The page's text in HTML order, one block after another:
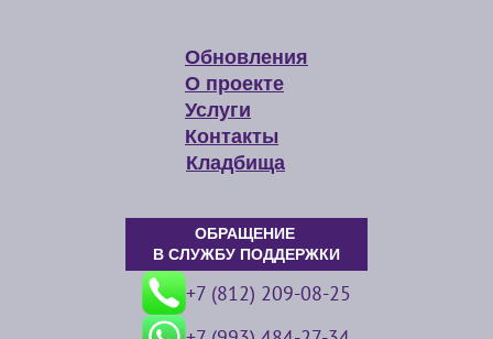
Обновления
О проекте
Услуги
Контакты
Кладбища
ОБРАЩЕНИЕ
В СЛУЖБУ ПОДДЕРЖКИ
+7 (812) 209-08-25